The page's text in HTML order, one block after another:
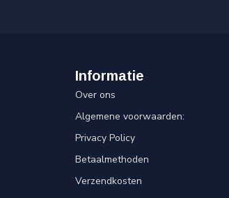
Informatie
Over ons
Algemene voorwaarden:
Privacy Policy
Betaalmethoden
Verzendkosten